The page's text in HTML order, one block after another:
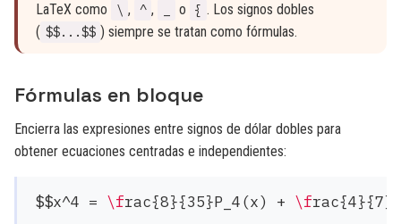
LaTeX como
\ , ^ , o { . Los signos dobles
( $$...$$ ) siempre se tratan como fórmulas.
Fórmulas en bloque
Encierra las expresiones entre signos de dólar dobles para
obtener ecuaciones centradas e independientes:
$$x^4 = \frac{8}{35}P_4(x) + \f